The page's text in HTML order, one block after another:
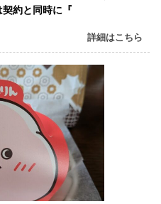
約と同時に『
詳細はこちら